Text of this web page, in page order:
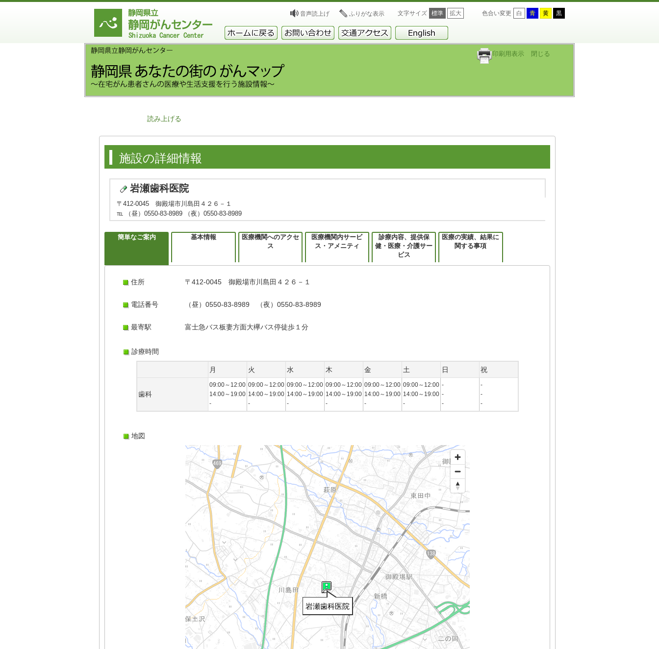
音声読上げ ふりがな表示 文字サイズ 標準 拡大 色合い変更 白 青 黄 黒
印刷用表示 閉じる
読み上げる
施設の詳細情報
岩瀬歯科医院
〒412-0045 御殿場市川島田４２６－１
℡ （昼）0550-83-8989 （夜）0550-83-8989
簡単なご案内 基本情報
医療機関へのアクセ
ス
医療機関内サービ
ス・アメニティ
診療内容、提供保
健・医療・介護サー
ビス
医療の実績、結果に
関する事項
住所 〒412-0045 御殿場市川島田４２６－１
電話番号 （昼）0550-83-8989 （夜）0550-83-8989
最寄駅 富士急バス板妻方面大欅バス停徒歩１分
診療時間
月 火 水 木 金 土 日 祝
歯科
09:00～12:00
14:00～19:00
-
09:00～12:00
14:00～19:00
-
09:00～12:00
14:00～19:00
-
09:00～12:00
14:00～19:00
-
09:00～12:00
14:00～19:00
-
09:00～12:00
14:00～19:00
-
-
-
-
-
-
-
地図
岩瀬歯科医院